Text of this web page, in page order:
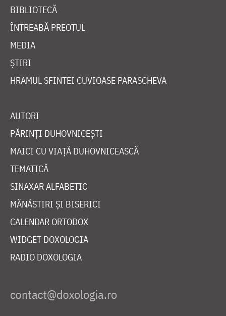
BIBLIOTECĂ
ÎNTREABĂ PREOTUL
MEDIA
ȘTIRI
HRAMUL SFINTEI CUVIOASE PARASCHEVA
AUTORI
PĂRINȚI DUHOVNICEȘTI
MAICI CU VIAȚĂ DUHOVNICEASCĂ
TEMATICĂ
SINAXAR ALFABETIC
MĂNĂSTIRI ȘI BISERICI
CALENDAR ORTODOX
WIDGET DOXOLOGIA
RADIO DOXOLOGIA